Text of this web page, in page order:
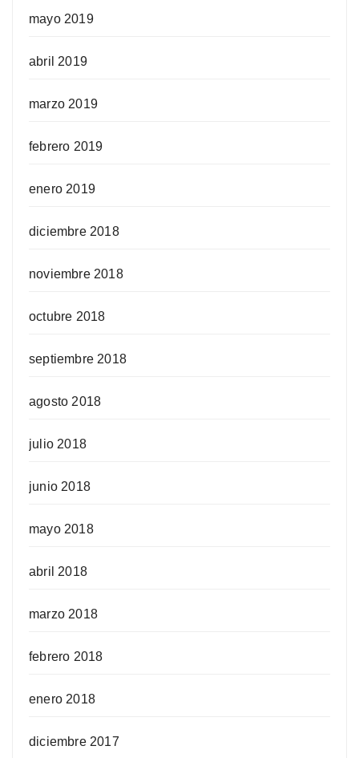
mayo 2019
abril 2019
marzo 2019
febrero 2019
enero 2019
diciembre 2018
noviembre 2018
octubre 2018
septiembre 2018
agosto 2018
julio 2018
junio 2018
mayo 2018
abril 2018
marzo 2018
febrero 2018
enero 2018
diciembre 2017